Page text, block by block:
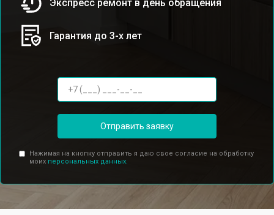
Экспресс ремонт в день обращения
Гарантия до 3-х лет
Отправить заявку
Нажимая на кнопку отправить я даю свое согласие на обработку
моих персональных данных.